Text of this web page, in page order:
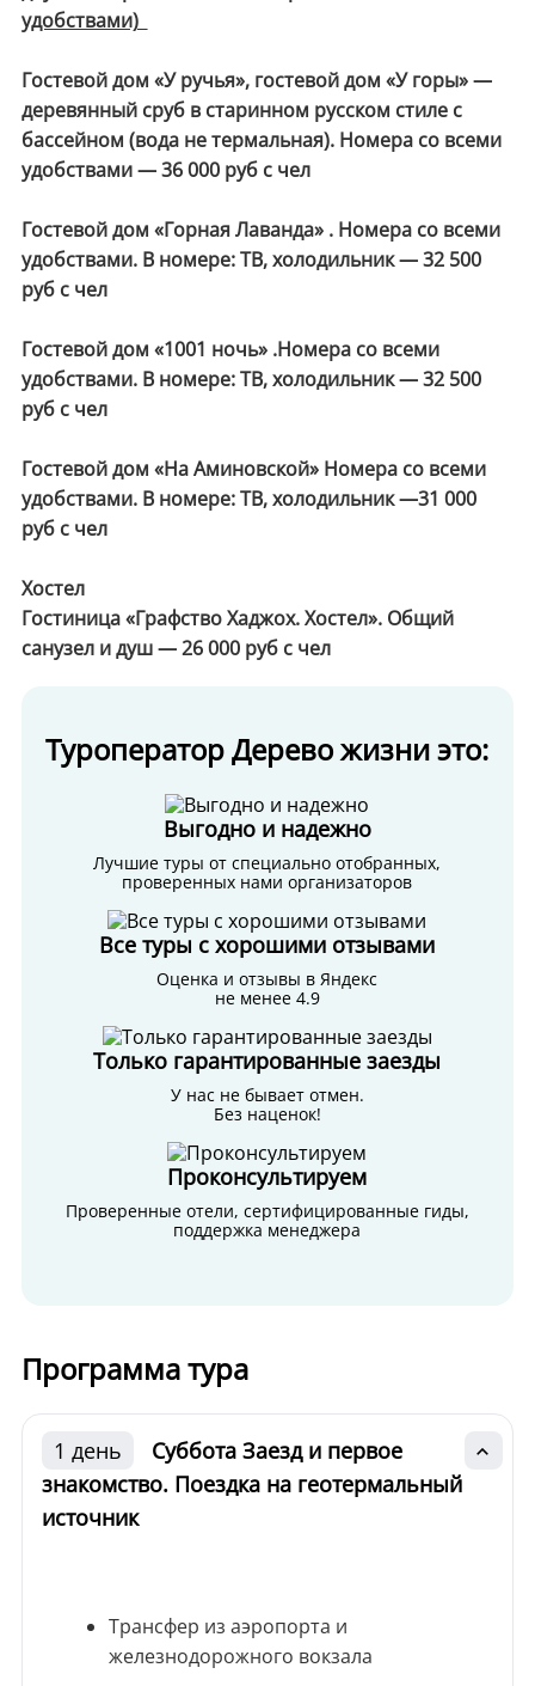
удобствами)
Гостевой дом «У ручья», гостевой дом «У горы» —
деревянный сруб в старинном русском стиле с
бассейном (вода не термальная). Номера со всеми
удобствами — 36 000 руб с чел
Гостевой дом «Горная Лаванда» . Номера со всеми
удобствами. В номере: ТВ, холодильник — 32 500
руб с чел
Гостевой дом «1001 ночь» .Номера со всеми
удобствами. В номере: ТВ, холодильник — 32 500
руб с чел
Гостевой дом «На Аминовской» Номера со всеми
удобствами. В номере: ТВ, холодильник —31 000
руб с чел
Хостел
Гостиница «Графство Хаджох. Хостел». Общий
санузел и душ — 26 000 руб с чел
Туроператор Дерево жизни это:
Выгодно и надежно
Лучшие туры от специально отобранных,
проверенных нами организаторов
Все туры с хорошими отзывами
Оценка и отзывы в Яндекс
не менее 4.9
Только гарантированные заезды
У нас не бывает отмен.
Без наценок!
Проконсультируем
Проверенные отели, сертифицированные гиды,
поддержка менеджера
Программа тура
1 день
Суббота Заезд и первое
знакомство. Поездка на геотермальный
источник
Трансфер из аэропорта и
железнодорожного вокзала